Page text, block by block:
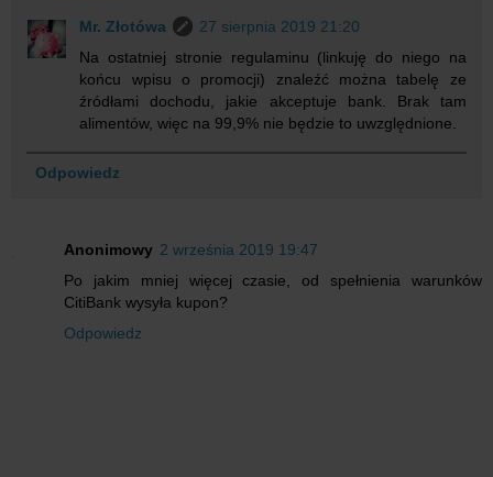
Mr. Złotówa
27 sierpnia 2019 21:20
Na ostatniej stronie regulaminu (linkuję do niego na
końcu wpisu o promocji) znaleźć można tabelę ze
źródłami dochodu, jakie akceptuje bank. Brak tam
alimentów, więc na 99,9% nie będzie to uwzględnione.
Odpowiedz
Anonimowy 2 września 2019 19:47
Po jakim mniej więcej czasie, od spełnienia warunków
CitiBank wysyła kupon?
Odpowiedz